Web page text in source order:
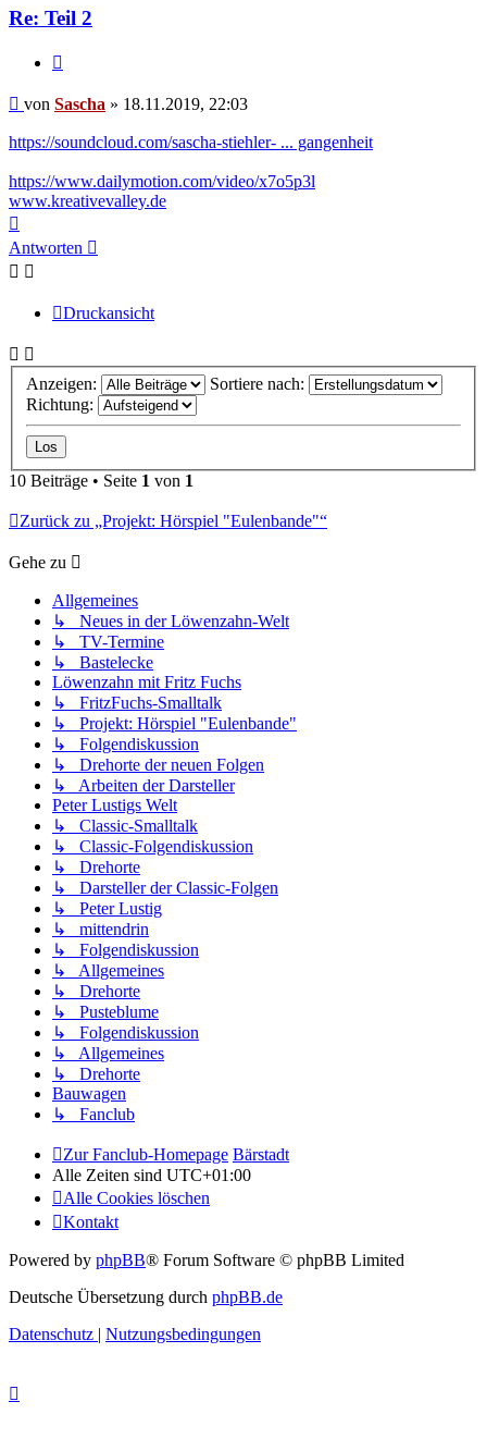
Re: Teil 2
Beitrag
von Sascha » 18.11.2019, 22:03
https://soundcloud.com/sascha-stiehler- ... gangenheit
https://www.dailymotion.com/video/x7o5p3l
www.kreativevalley.de
oben
Antworten
Druckansicht
Anzeigen:
Sortiere nach:
Richtung:
10 Beiträge • Seite 1 von 1
Zurück zu „Projekt: Hörspiel "Eulenbande"“
Gehe zu
Allgemeines
↳ Neues in der Löwenzahn-Welt
↳ TV-Termine
↳ Bastelecke
Löwenzahn mit Fritz Fuchs
↳ FritzFuchs-Smalltalk
↳ Projekt: Hörspiel "Eulenbande"
↳ Folgendiskussion
↳ Drehorte der neuen Folgen
↳ Arbeiten der Darsteller
Peter Lustigs Welt
↳ Classic-Smalltalk
↳ Classic-Folgendiskussion
↳ Drehorte
↳ Darsteller der Classic-Folgen
↳ Peter Lustig
↳ mittendrin
↳ Folgendiskussion
↳ Allgemeines
↳ Drehorte
↳ Pusteblume
↳ Folgendiskussion
↳ Allgemeines
↳ Drehorte
Bauwagen
↳ Fanclub
Zur Fanclub-Homepage Bärstadt
Alle Zeiten sind UTC+01:00
Alle Cookies löschen
Kontakt
Powered by phpBB® Forum Software © phpBB Limited
Deutsche Übersetzung durch phpBB.de
Datenschutz | Nutzungsbedingungen